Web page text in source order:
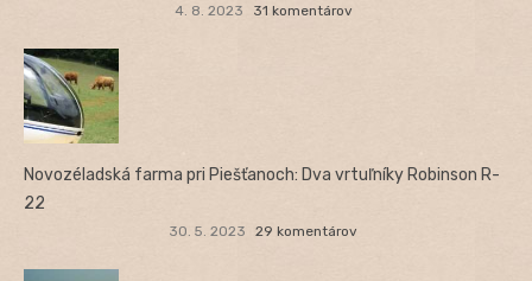
4. 8. 2023 31 komentárov
Novozéladská farma pri Piešťanoch: Dva vrtuľníky Robinson R-
22
30. 5. 2023 29 komentárov